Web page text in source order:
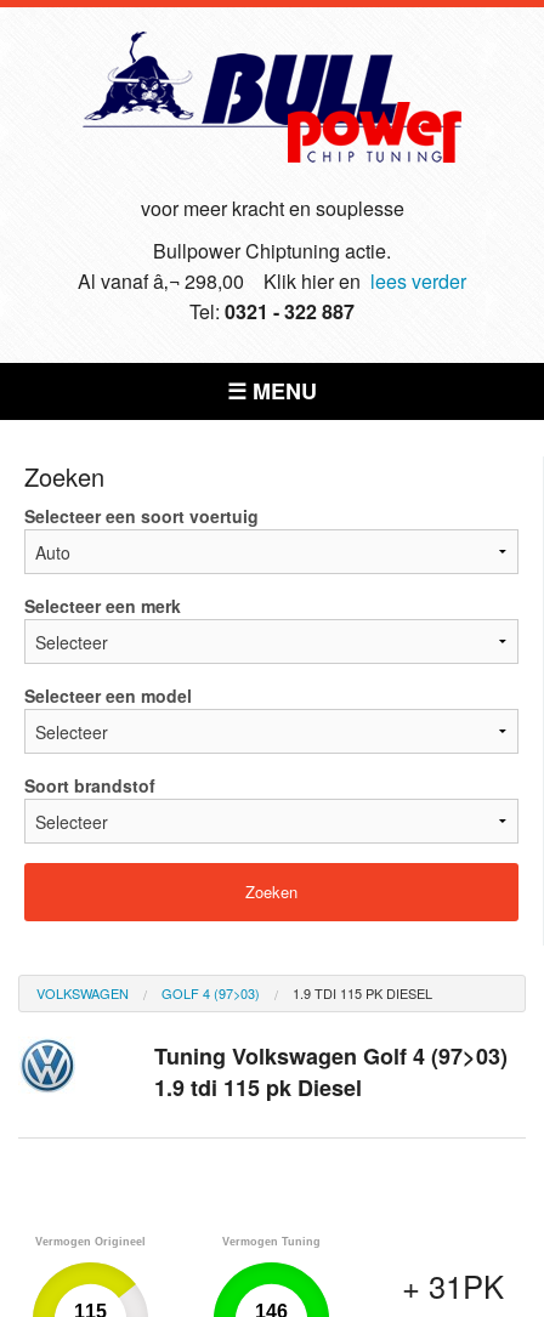
voor meer kracht en souplesse
Bullpower Chiptuning actie.
Al vanaf â‚¬ 298,00 Klik hier en lees verder
Tel: 0321 - 322 887
☰ MENU
Zoeken
Selecteer een soort voertuig
Selecteer een merk
Selecteer een model
Soort brandstof
VOLKSWAGEN GOLF 4 (97>03) 1.9 TDI 115 PK DIESEL
Tuning Volkswagen Golf 4 (97>03)
1.9 tdi 115 pk Diesel
Vermogen Origineel
115
Vermogen Tuning
146
+ 31PK